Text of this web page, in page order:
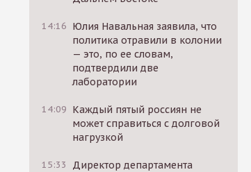
14:16 Юлия Навальная заявила, что
политика отравили в колонии
— это, по ее словам,
подтвердили две
лаборатории
14:09 Каждый пятый россиян не
может справиться с долговой
нагрузкой
15:33
Директор департамента